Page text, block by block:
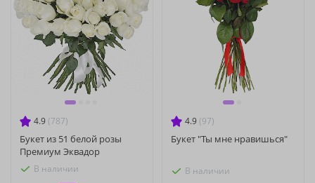
4.9 (787)
Букет из 51 белой розы
Премиум Эквадор
В наличии
4.9 (97)
Букет "Ты мне нравишься"
В наличии